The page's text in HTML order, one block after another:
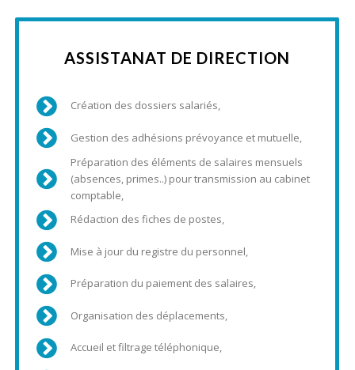
ASSISTANAT DE DIRECTION
Création des dossiers salariés,
Gestion des adhésions prévoyance et mutuelle,
Préparation des éléments de salaires mensuels
(absences, primes..) pour transmission au cabinet
comptable,
Rédaction des fiches de postes,
Mise à jour du registre du personnel,
Préparation du paiement des salaires,
Organisation des déplacements,
Accueil et filtrage téléphonique,